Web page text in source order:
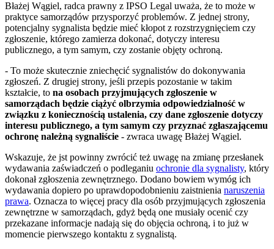
Błażej Wągiel, radca prawny z IPSO Legal uważa, że to może w
praktyce samorządów przysporzyć problemów. Z jednej strony,
potencjalny sygnalista będzie mieć kłopot z rozstrzygnięciem czy
zgłoszenie, którego zamierza dokonać, dotyczy interesu
publicznego, a tym samym, czy zostanie objęty ochroną.
- To może skutecznie zniechęcić sygnalistów do dokonywania
zgłoszeń. Z drugiej strony, jeśli przepis pozostanie w takim
kształcie, to na osobach przyjmujących zgłoszenie w
samorządach będzie ciążyć olbrzymia odpowiedzialność w
związku z koniecznością ustalenia, czy dane zgłoszenie dotyczy
interesu publicznego, a tym samym czy przyznać zgłaszającemu
ochronę należną sygnaliście - zwraca uwagę Błażej Wągiel.
Wskazuje, że jst powinny zwrócić też uwagę na zmianę przesłanek
wydawania zaświadczeń o podleganiu ochronie dla sygnalisty, który
dokonał zgłoszenia zewnętrznego. Dodano bowiem wymóg ich
wydawania dopiero po uprawdopodobnieniu zaistnienia naruszenia
prawa. Oznacza to więcej pracy dla osób przyjmujących zgłoszenia
zewnętrzne w samorządach, gdyż będą one musiały ocenić czy
przekazane informacje nadają się do objęcia ochroną, i to już w
momencie pierwszego kontaktu z sygnalistą.